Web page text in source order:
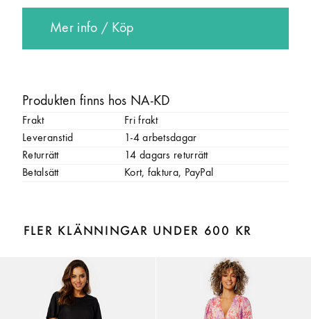
Mer info / Köp
Produkten finns hos NA-KD
Frakt
Fri frakt
Leveranstid
1-4 arbetsdagar
Returrätt
14 dagars returrätt
Betalsätt
Kort, faktura, PayPal
FLER KLÄNNINGAR UNDER 600 KR